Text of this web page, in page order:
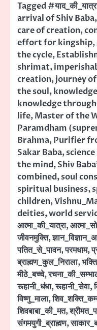
Tagged
arrival of Shiv Baba,
care of creation,
effort for kingship,
the cycle,
shrimat,
creation,journey
the soul,knowledge
knowledge
life,Master of the
Paramdham
Brahma,Purifier
Sakar Baba,
the mind,Shiv
combined,soul
spiritual business,
children,
deities,world
आत्मा_की_यात्रा,
जीवनमुक्ति,
पतित_से_पावन,परमधाम,
ब्राह्मण_कुल_निराला,
मीठे_बच्चे,
रूहानी_धंधा,रूहानी_सेवा,
विष्णु_माला,
शिवबाबा_की_मत,
संगमयुगी_ब्राह्मण,